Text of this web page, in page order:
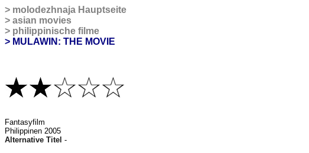
> molodezhnaja Hauptseite
> asian movies
> philippinische filme
> MULAWIN: THE MOVIE
Fantasyfilm
Philippinen 2005
Alternative Titel -